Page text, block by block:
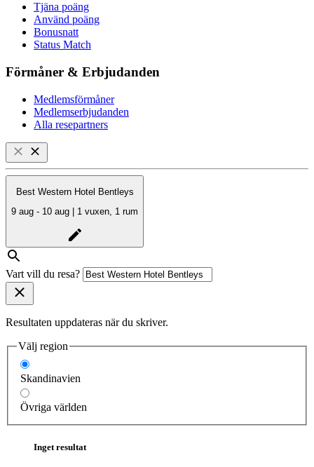
Tjäna poäng
Använd poäng
Bonusnatt
Status Match
Förmåner & Erbjudanden
Medlemsförmåner
Medlemserbjudanden
Alla resepartners
Best Western Hotel Bentleys
9 aug - 10 aug | 1 vuxen, 1 rum
Vart vill du resa?
Resultaten uppdateras när du skriver.
Välj region
Skandinavien
Övriga världen
Inget resultat